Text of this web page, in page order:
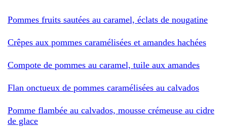
Pommes fruits sautées au caramel, éclats de nougatine
Crêpes aux pommes caramélisées et amandes hachées
Compote de pommes au caramel, tuile aux amandes
Flan onctueux de pommes caramélisées au calvados
Pomme flambée au calvados, mousse crémeuse au cidre
de glace